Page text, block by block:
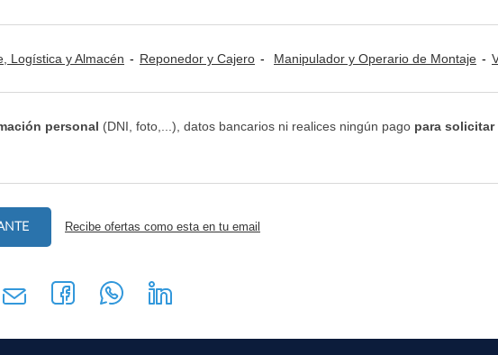
Logística y Almacén Reponedor y Cajero Manipulador y Operario de Montaje
personal (DNI, foto,...), datos bancarios ni realices ningún pago para solicitar
Recibe ofertas como esta en tu email